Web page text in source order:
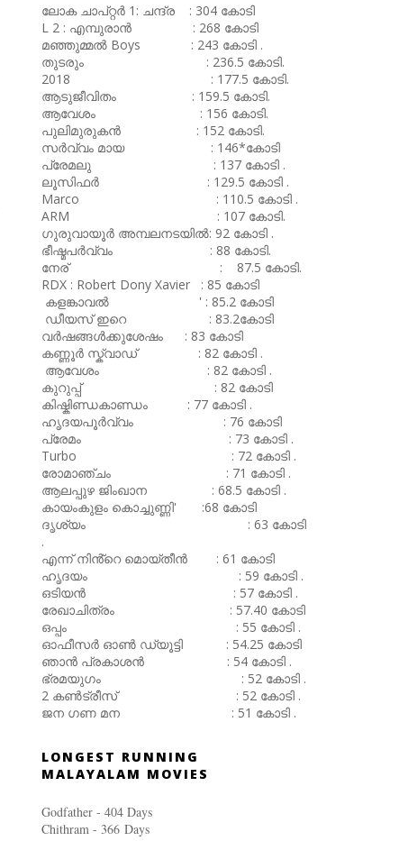
ലോക ചാപ്റ്റർ 1: ചന്ദ്ര : 304 കോടി
L 2 : എമ്പുരാൻ : 268 കോടി
മഞ്ഞുമ്മൽ Boys : 243 കോടി .
തുടരും : 236.5 കോടി.
2018 : 177.5 കോടി.
ആടുജീവിതം : 159.5 കോടി.
ആവേശം : 156 കോടി.
പുലിമുരുകൻ : 152 കോടി.
സർവ്വം മായ : 146*കോടി
പ്രേമലു : 137 കോടി .
ലൂസിഫർ : 129.5 കോടി .
Marco : 110.5 കോടി .
ARM : 107 കോടി.
ഗുരുവായൂർ അമ്പലനടയിൽ: 92 കോടി .
ഭീഷ്മപർവ്വം : 88 കോടി.
നേര് : 87.5 കോടി.
RDX : Robert Dony Xavier : 85 കോടി
കളങ്കാവൽ ' : 85.2 കോടി
ഡീയസ് ഇറെ : 83.2കോടി
വർഷങ്ങൾക്കുശേഷം : 83 കോടി
കണ്ണൂർ സ്ക്വാഡ് : 82 കോടി .
ആവേശം : 82 കോടി .
കുറുപ്പ് : 82 കോടി
കിഷ്കിണ്ഡകാണ്ഡം : 77 കോടി .
ഹൃദയപൂർവ്വം : 76 കോടി
പ്രേമം : 73 കോടി .
Turbo : 72 കോടി .
രോമാഞ്ചം : 71 കോടി .
ആലപ്പുഴ ജിംഖാന : 68.5 കോടി .
കായംകുളം കൊച്ചുണ്ണി' :68 കോടി
ദൃശ്യം : 63 കോടി
.
എന്ന് നിൻ്റെ മൊയ്തീൻ : 61 കോടി
ഹൃദയം : 59 കോടി .
ഒടിയൻ : 57 കോടി .
രേഖാചിത്രം : 57.40 കോടി
ഒപ്പം : 55 കോടി .
ഓഫീസർ ഓൺ ഡ്യൂട്ടി : 54.25 കോടി
ഞാൻ പ്രകാശൻ : 54 കോടി .
ഭ്രമയുഗം : 52 കോടി .
2 കൺട്രീസ് : 52 കോടി .
ജന ഗണ മന : 51 കോടി .
LONGEST RUNNING
MALAYALAM MOVIES
Godfather - 404 Days
Chithram - 366 Days